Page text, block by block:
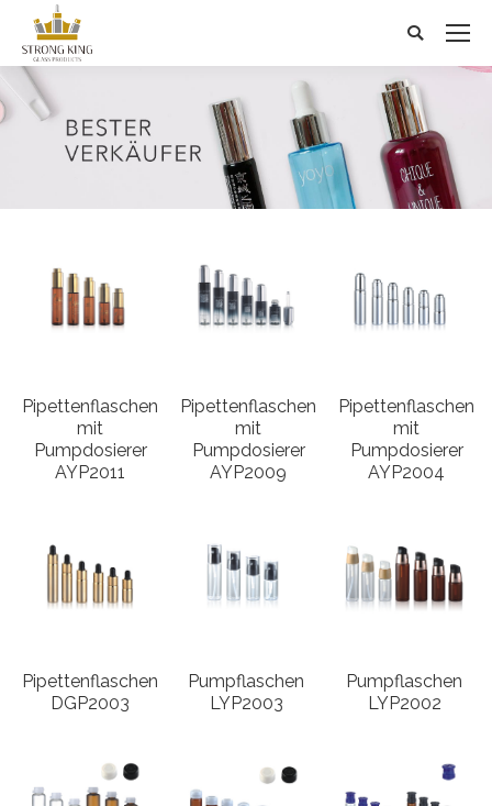
Search:
Pipettenflaschen
mit
Pumpdosierer
AYP2011
Pipettenflaschen
mit
Pumpdosierer
AYP2009
Pipettenflaschen
mit
Pumpdosierer
AYP2004
Pipettenflaschen
DGP2003
Pumpflaschen
LYP2003
Pumpflaschen
LYP2002